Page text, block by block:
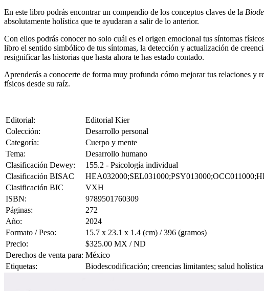
En este libro podrás encontrar un compendio de los conceptos claves de la
absolutamente holística que te ayudaran a salir de lo anterior.
Con ellos podrás conocer no solo cuál es el origen emocional tus síntomas
libro el sentido simbólico de tus síntomas, la detección y actualización de
resignificar las historias que hasta ahora te has estado contado.
Aprenderás a conocerte de forma muy profunda cómo mejorar tus relaciones y
físicos desde su raíz.
Editorial:
Editorial Kier
Colección:
Desarrollo personal
Categoría:
Cuerpo y mente
Tema:
Desarrollo humano
Clasificación Dewey:
155.2 - Psicología individual
Clasificación BISAC
Clasificación BIC
VXH
ISBN:
9789501760309
Páginas:
272
Año:
2024
Formato / Peso:
15.7 x 23.1 x 1.4 (cm) / 396 (gramos)
Precio:
$325.00 MX / ND
Derechos de venta para: México
Etiquetas:
Biodescodificación; creencias limitantes; salud